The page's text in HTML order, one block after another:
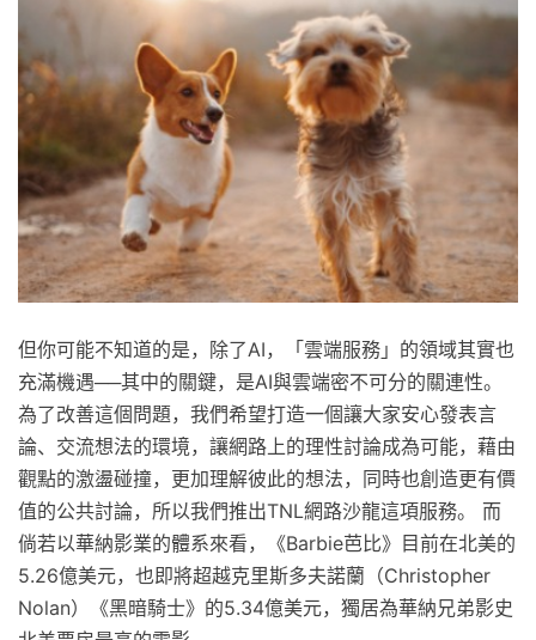
但你可能不知道的是，除了AI，「雲端服務」的領域其實也
充滿機遇──其中的關鍵，是AI與雲端密不可分的關連性。
為了改善這個問題，我們希望打造一個讓大家安心發表言
論、交流想法的環境，讓網路上的理性討論成為可能，藉由
觀點的激盪碰撞，更加理解彼此的想法，同時也創造更有價
值的公共討論，所以我們推出TNL網路沙龍這項服務。 而
倘若以華納影業的體系來看，《Barbie芭比》目前在北美的
5.26億美元，也即將超越克里斯多夫諾蘭（Christopher
Nolan）《黑暗騎士》的5.34億美元，獨居為華納兄弟影史